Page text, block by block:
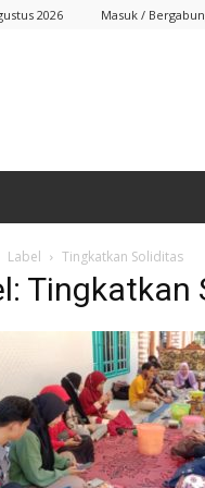
2026 Masuk /
Label Tingkatkan Soliditas
Tingkatkan